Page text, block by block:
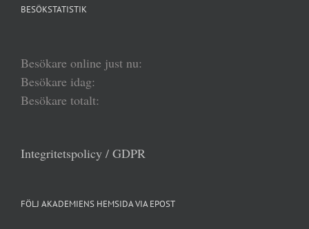
BESÖKSTATISTIK
Besökare online just nu:
Besökare idag:
Besökare totalt:
Integritetspolicy / GDPR
FÖLJ AKADEMIENS HEMSIDA VIA EPOST